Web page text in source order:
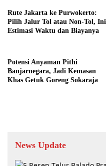
Rute Jakarta ke Purwokerto:
Pilih Jalur Tol atau Non-Tol, Ini
Estimasi Waktu dan Biayanya
Potensi Anyaman Pithi
Banjarnegara, Jadi Kemasan
Khas Getuk Goreng Sokaraja
News Update